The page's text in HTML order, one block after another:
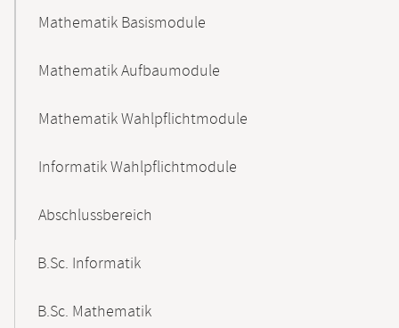
Mathematik Basismodule
Mathematik Aufbaumodule
Mathematik Wahlpflichtmodule
Informatik Wahlpflichtmodule
Abschlussbereich
B.Sc. Informatik
B.Sc. Mathematik